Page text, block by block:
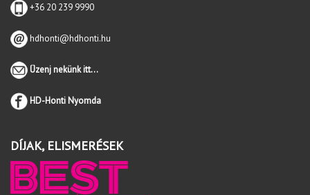
+36 20 239 9990
hdhonti@hdhonti.hu
Üzenj nekünk itt...
HD-Honti Nyomda
DÍJAK, ELISMERÉSEK